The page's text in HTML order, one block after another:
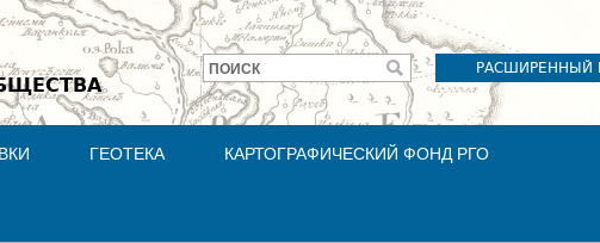
Jump to navigation
РАСШИРЕННЫЙ
Форма
поиска
ПОИСК
ГЕОТЕКА КАРТОГРАФИЧЕСКИЙ ФОНД РГО